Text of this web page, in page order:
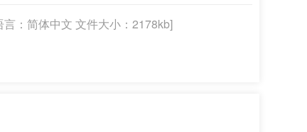
：简体中文 文件大小：2178kb]